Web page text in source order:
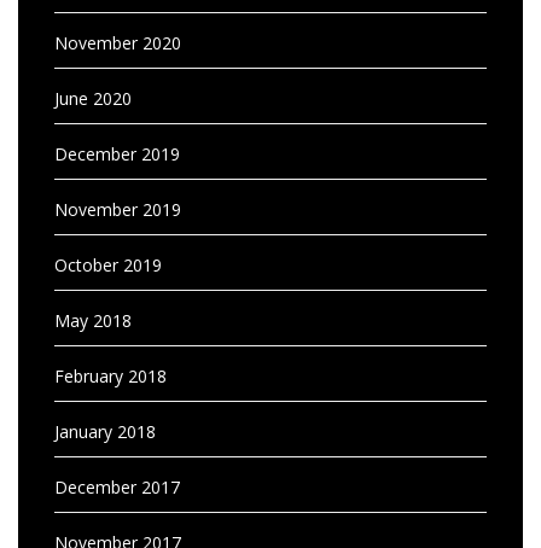
November 2020
June 2020
December 2019
November 2019
October 2019
May 2018
February 2018
January 2018
December 2017
November 2017